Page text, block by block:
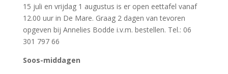
15 juli en vrijdag 1 augustus is er open eettafel vanaf
12.00 uur in De Mare. Graag 2 dagen van tevoren
opgeven bij Annelies Bodde i.v.m. bestellen. Tel.: 06
301 797 66
Soos-middagen